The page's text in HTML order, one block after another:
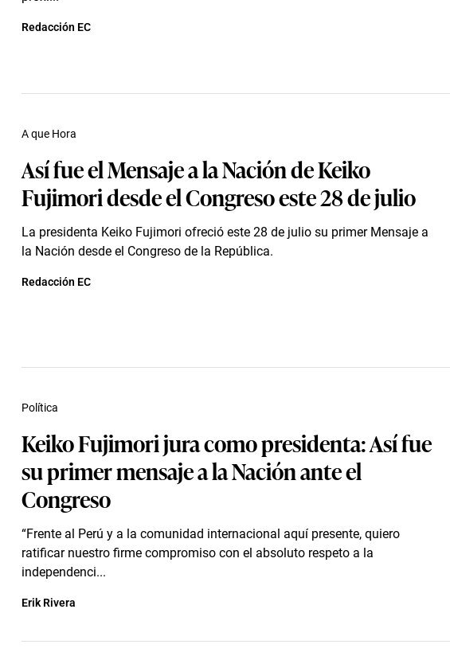
Redacción EC
Así fue el Mensaje a la Nación de Keiko
Fujimori desde el Congreso este 28 de julio
La presidenta Keiko Fujimori ofreció este 28 de julio su primer Mensaje a
la Nación desde el Congreso de la República.
A que Hora
Redacción EC
Keiko Fujimori jura como presidenta: Así fue
su primer mensaje a la Nación ante el
Congreso
“Frente al Perú y a la comunidad internacional aquí presente, quiero
ratificar nuestro firme compromiso con el absoluto respeto a la
independenci...
Política
Erik Rivera